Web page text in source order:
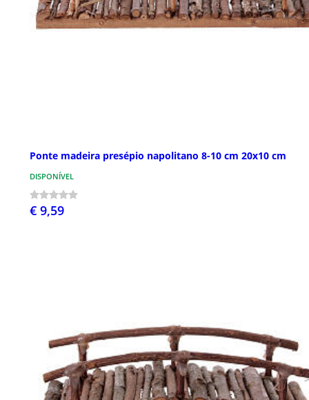
Ponte madeira presépio napolitano 8-10 cm 20x10 cm
DISPONÍVEL
€ 9,59